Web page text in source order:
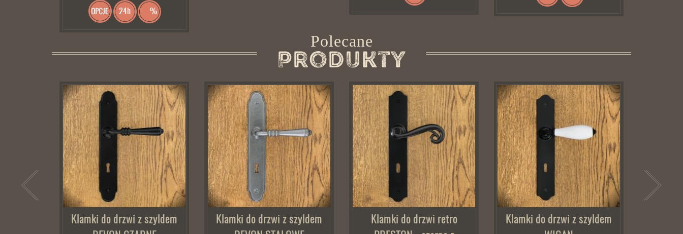
24h %
Polecane
Produkty
Klamki do drzwi z szyldem
Klamki do drzwi z szyldem
Klamki do drzwi retro
Klamki do drzwi z szyldem